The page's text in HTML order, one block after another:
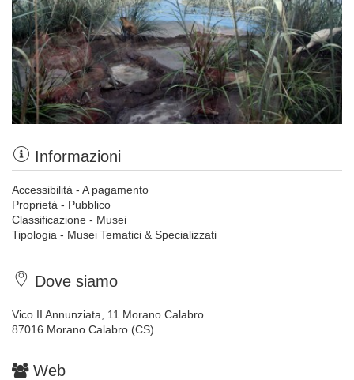
Informazioni
Accessibilità - A pagamento
Proprietà - Pubblico
Classificazione - Musei
Tipologia - Musei Tematici & Specializzati
Dove siamo
Vico II Annunziata, 11 Morano Calabro
87016 Morano Calabro (CS)
Web